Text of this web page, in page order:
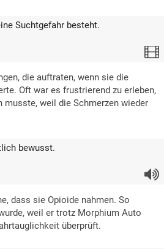
Suchtgefahr besteht.
die auftraten, wenn sie die
Oft war es frustrierend zu erleben,
musste, weil die Schmerzen wieder
bewusst.
dass sie Opioide nahmen. So
weil er trotz Morphium Auto
überprüft.